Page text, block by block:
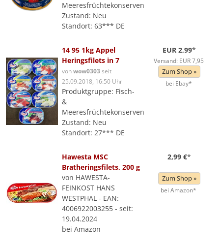
Meeresfrüchtekonserven
Zustand: Neu
Standort: 63*** DE
14 95 1kg Appel
Heringsfilets in 7
vonwow0303seit
25.09.2018, 16:50 Uhr
Produktgruppe: Fisch-
&
Meeresfrüchtekonserven
Zustand: Neu
Standort: 27*** DE
EUR 2,99*
Versand: EUR 7,95
Zum Shop »
bei Ebay*
Hawesta MSC
Bratheringsfilets, 200 g
von HAWESTA-
FEINKOST HANS
WESTPHAL - EAN:
4006922003255 - seit:
19.04.2024
bei Amazon
2,99 €*
Zum Shop »
bei Amazon*